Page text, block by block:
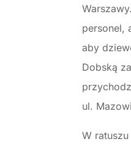
personel,
aby
Dobską
ul.
W